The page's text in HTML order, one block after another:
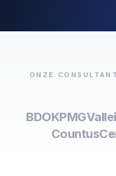
ONZE
BDOKPMG
Countus